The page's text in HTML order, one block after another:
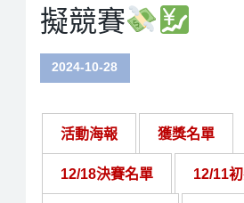
擬競賽
2024-10-28
活動海報 獲獎名單
12/18決賽名單 12/11